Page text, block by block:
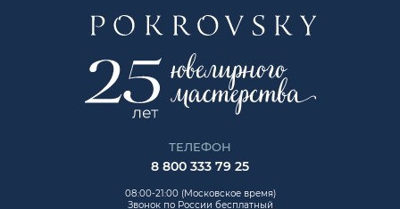
ТЕЛЕФОН
8 800 333 79 25
08:00-21:00 (Московское время)
Звонок по России бесплатный